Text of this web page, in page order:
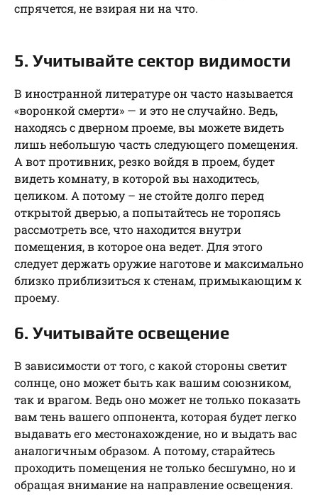
спрячется, не взирая ни на что.
5. Учитывайте сектор видимости
В иностранной литературе он часто называется
«воронкой смерти» — и это не случайно. Ведь,
находясь с дверном проеме, вы можете видеть
лишь небольшую часть следующего помещения.
А вот противник, резко войдя в проем, будет
видеть комнату, в которой вы находитесь,
целиком. А потому – не стойте долго перед
открытой дверью, а попытайтесь не торопясь
рассмотреть все, что находится внутри
помещения, в которое она ведет. Для этого
следует держать оружие наготове и максимально
близко приблизиться к стенам, примыкающим к
проему.
6. Учитывайте освещение
В зависимости от того, с какой стороны светит
солнце, оно может быть как вашим союзником,
так и врагом. Ведь оно может не только показать
вам тень вашего оппонента, которая будет легко
выдавать его местонахождение, но и выдать вас
аналогичным образом. А потому, старайтесь
проходить помещения не только бесшумно, но и
обращая внимание на направление освещения.